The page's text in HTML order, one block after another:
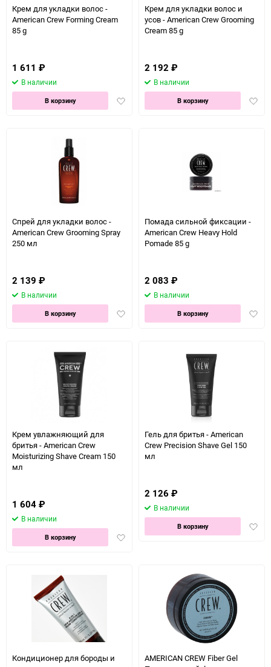
Крем для укладки волос -
American Crew Forming Cream
85 g
1 611 ₽
В наличии
Добавить
В корзину
Крем для укладки волос и
усов - American Crew Grooming
Cream 85 g
2 192 ₽
В наличии
В корзину
Спрей для укладки волос -
American Crew Grooming Spray
250 мл
2 139 ₽
В наличии
Добавить
В корзину
Помада сильной фиксации -
American Crew Heavy Hold
Pomade 85 g
2 083 ₽
В наличии
В корзину
Крем увлажняющий для
бритья - American Crew
Moisturizing Shave Cream 150
мл
1 604 ₽
В наличии
Добавить
В корзину
Гель для бритья - American
Crew Precision Shave Gel 150
мл
2 126 ₽
В наличии
В корзину
Кондиционер для бороды и
AMERICAN CREW Fiber Gel